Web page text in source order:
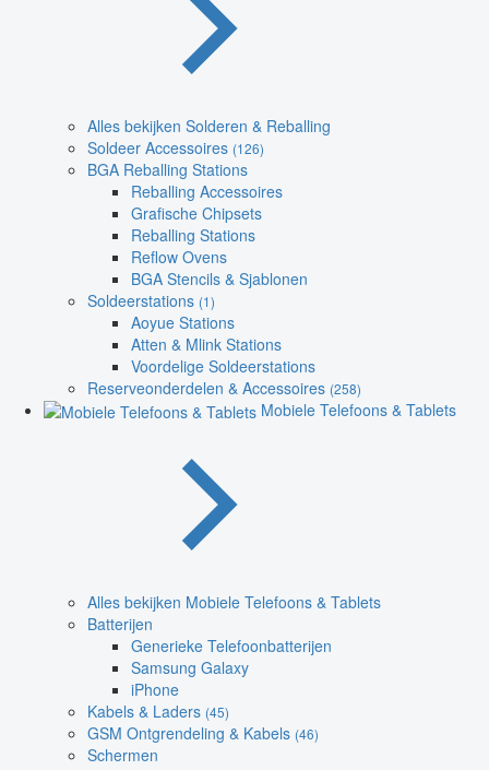
Alles bekijken Solderen & Reballing
Soldeer Accessoires (126)
BGA Reballing Stations
Reballing Accessoires
Grafische Chipsets
Reballing Stations
Reflow Ovens
BGA Stencils & Sjablonen
Soldeerstations (1)
Aoyue Stations
Atten & Mlink Stations
Voordelige Soldeerstations
Reserveonderdelen & Accessoires (258)
Mobiele Telefoons & Tablets
Alles bekijken Mobiele Telefoons & Tablets
Batterijen
Generieke Telefoonbatterijen
Samsung Galaxy
iPhone
Kabels & Laders (45)
GSM Ontgrendeling & Kabels (46)
Schermen